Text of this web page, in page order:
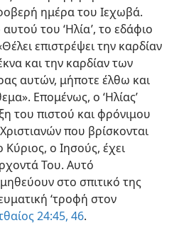
ημέρα του Ιεχωβά.
του ‘Ηλία’, το εδάφιο
επιστρέψει την καρδίαν
και την καρδίαν των
αυτών, μήποτε έλθω και
Επομένως, ο ‘Ηλίας’
του πιστού και φρόνιμου
που βρίσκονται
ο Ιησούς, έχει
Του. Αυτό
στο σπιτικό της
‘τροφή στον
24:45, 46.